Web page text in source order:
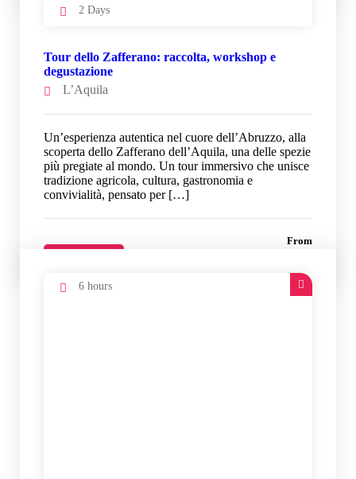
2 Days
Tour dello Zafferano: raccolta, workshop e
degustazione
L’Aquila
Un’esperienza autentica nel cuore dell’Abruzzo, alla
scoperta dello Zafferano dell’Aquila, una delle spezie
più pregiate al mondo. Un tour immersivo che unisce
tradizione agricola, cultura, gastronomia e
convivialità, pensato per […]
From
6 hours